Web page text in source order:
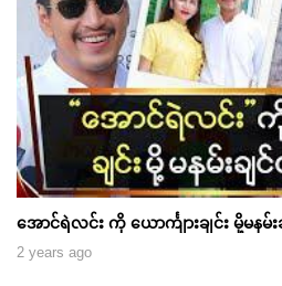
အောင်ရဲလင်း ကို ယောင်္ကျားချင်း မို့မနမ်
2 years ago